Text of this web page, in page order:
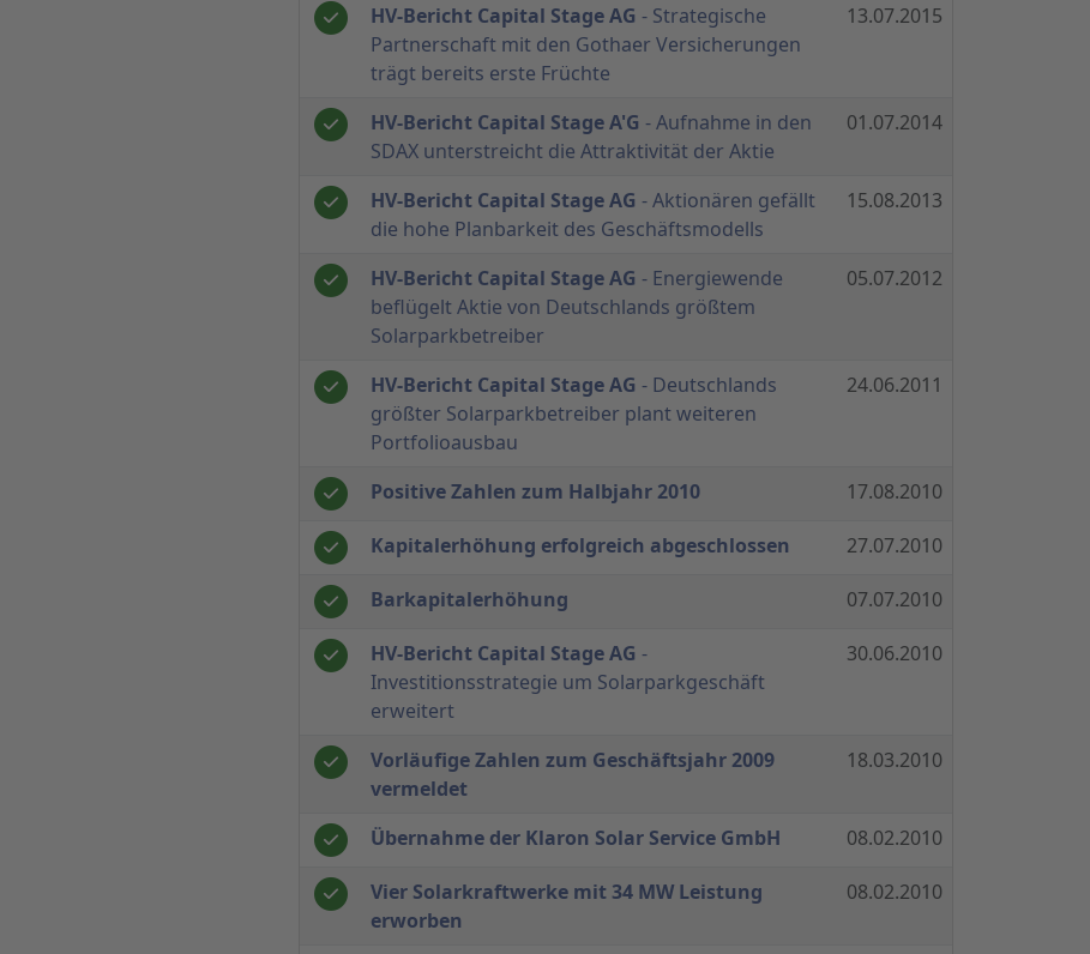
HV-Bericht Capital Stage AG - Strategische
Partnerschaft mit den Gothaer Versicherungen
trägt bereits erste Früchte
13.07.2015
HV-Bericht Capital Stage A'G - Aufnahme in den
SDAX unterstreicht die Attraktivität der Aktie
01.07.2014
HV-Bericht Capital Stage AG - Aktionären gefällt
die hohe Planbarkeit des Geschäftsmodells
15.08.2013
HV-Bericht Capital Stage AG - Energiewende
beflügelt Aktie von Deutschlands größtem
Solarparkbetreiber
05.07.2012
HV-Bericht Capital Stage AG - Deutschlands
größter Solarparkbetreiber plant weiteren
Portfolioausbau
24.06.2011
Positive Zahlen zum Halbjahr 2010 17.08.2010
Kapitalerhöhung erfolgreich abgeschlossen 27.07.2010
Barkapitalerhöhung 07.07.2010
HV-Bericht Capital Stage AG -
Investitionsstrategie um Solarparkgeschäft
erweitert
30.06.2010
Vorläufige Zahlen zum Geschäftsjahr 2009
vermeldet
18.03.2010
Übernahme der Klaron Solar Service GmbH 08.02.2010
Vier Solarkraftwerke mit 34 MW Leistung
erworben
08.02.2010